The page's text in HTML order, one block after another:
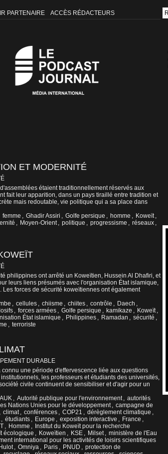
PARTENAIRE ACCÈS RÉDACTEURS
ET MODERNITÉ
étaient traditionnellement réservés aux
fait leur apparition, dans un pays tiraillé entre tradition et
mais redoutable, vie politique qui a sa place dans
femme , Ghadir Assiri , Golfe persique , homme , Koweït ,
, Moyen-Orient , politique , progressisme , réseaux ,
philippines ont arrêté un Koweïtien, Hussein Al Dhafiri, et
leurs liens présumés avec l'organisation État islamique,
forces de sécurité koweïtiennes ont également
, cellules , chiisme , chiites , contrôle , Daech ,
, forces armées , Golfe persique , kamikaze , Koweït ,
État islamique , Philippines , Ramadan , sécurité ,
, terroriste
DURABLE
une période d'effervescence liée aux questions
les professeurs et étudiants des universités,
civile continuent de sensibiliser et d'agir pour un
AUK , Autorité publique pour l'environnement , autorités
Nations Unies pour le développement , campagne de
, climat , conférences , COP21 , dérèglement climatique ,
, étudiants , Europe , exposition interactive , France ,
, Homme , Institut du Koweït pour la recherche
écologique , Koweïtien , KSE , Milset , ministère de l'Eau
international pour les activités de loisirs scientifiques
, Omniya , Paris , PNUD , protection de